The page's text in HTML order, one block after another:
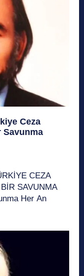
Ceza
Savunma
CEZA
SAVUNMA
Her An